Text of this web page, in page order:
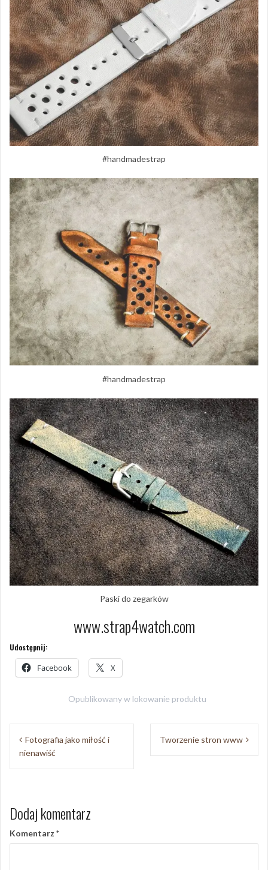
#handmadestrap
#handmadestrap
Paski do zegarków
www.strap4watch.com
Udostępnij:
Facebook X
Opublikowany w lokowanie produktu
Nawigacja
wpisu
Fotografia jako miłość i
nienawiść
Tworzenie stron www
Dodaj komentarz
Komentarz *